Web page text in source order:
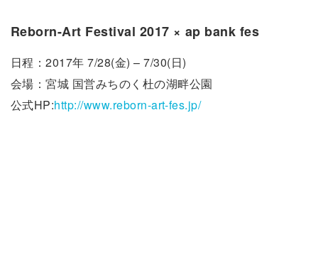
Reborn-Art Festival 2017 × ap bank fes
日程：2017年 7/28(金) – 7/30(日)
会場：宮城 国営みちのく杜の湖畔公園
公式HP:http://www.reborn-art-fes.jp/